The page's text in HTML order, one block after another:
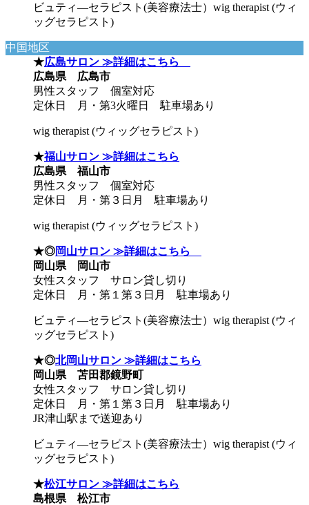
ビュティ―セラピスト(美容療法士）wig therapist (ウィ
ッグセラピスト)
中国地区
★広島サロン ≫詳細はこちら
広島県 広島市
男性スタッフ 個室対応
定休日 月・第3火曜日 駐車場あり
wig therapist (ウィッグセラピスト)
★福山サロン ≫詳細はこちら
広島県 福山市
男性スタッフ 個室対応
定休日 月・第３日月 駐車場あり
wig therapist (ウィッグセラピスト)
★◎岡山サロン ≫詳細はこちら
岡山県 岡山市
女性スタッフ サロン貸し切り
定休日 月・第１第３日月 駐車場あり
ビュティ―セラピスト(美容療法士）wig therapist (ウィ
ッグセラピスト)
★◎北岡山サロン ≫詳細はこちら
岡山県 苫田郡鏡野町
女性スタッフ サロン貸し切り
定休日 月・第１第３日月 駐車場あり
JR津山駅まで送迎あり
ビュティ―セラピスト(美容療法士）wig therapist (ウィ
ッグセラピスト)
★松江サロン ≫詳細はこちら
島根県 松江市